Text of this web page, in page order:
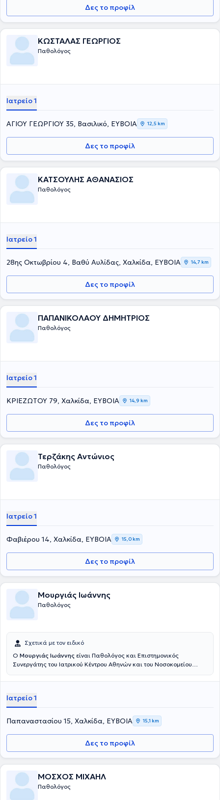
Δες το προφίλ
ΚΩΣΤΑΛΑΣ ΓΕΩΡΓΙΟΣ
Παθολόγος
Ιατρείο 1
ΑΓΙΟΥ ΓΕΩΡΓΙΟΥ 35, Βασιλικό, ΕΥΒΟΙΑ 12,5 km
Δες το προφίλ
ΚΑΤΣΟΥΛΗΣ ΑΘΑΝΑΣΙΟΣ
Παθολόγος
Ιατρείο 1
28ης Οκτωβρίου 4, Βαθύ Αυλίδας, Χαλκίδα, ΕΥΒΟΙΑ 14,7 km
Δες το προφίλ
ΠΑΠΑΝΙΚΟΛΑΟΥ ΔΗΜΗΤΡΙΟΣ
Παθολόγος
Ιατρείο 1
ΚΡΙΕΖΩΤΟΥ 79, Χαλκίδα, ΕΥΒΟΙΑ 14,9 km
Δες το προφίλ
Τερζάκης Αντώνιος
Παθολόγος
Ιατρείο 1
Φαβιέρου 14, Χαλκίδα, ΕΥΒΟΙΑ 15,0 km
Δες το προφίλ
Μουργιάς Ιωάννης
Παθολόγος
Σχετικά με τον ειδικό
Ο Μουργιάς Ιωάννης είναι Παθολόγος και Επιστημονικός
Συνεργάτης του Ιατρικού Κέντρου Αθηνών και του Νοσοκομείου
εργάστηκε και ως ιατρός στο Γενικό Νοσοκομείο Χαλκίδας.
Ιατρείο 1
Παπαναστασίου 15, Χαλκίδα, ΕΥΒΟΙΑ 15,1 km
Δες το προφίλ
ΜΟΣΧΟΣ ΜΙΧΑΗΛ
Παθολόγος